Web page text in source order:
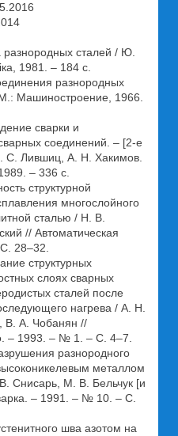
сталей / Ю.
1981. – 184 с.
разнородных
Машиностроение, 1966.
сварки и
соединений. – [2-е
С. Лившиц, А. Н. Хакимов.
– 336 с.
структурной
многослойного
сталью / Н. В.
// Автоматическая
28–32.
структурных
слоях сварных
сталей после
нагрева / А. Н.
В. А. Чобанян //
– 1993. – № 1. – С. 4–7.
разнородного
металлом
Снисарь, М. В. Бельчук [и
– 1991. – № 10. – С.
шва азотом на